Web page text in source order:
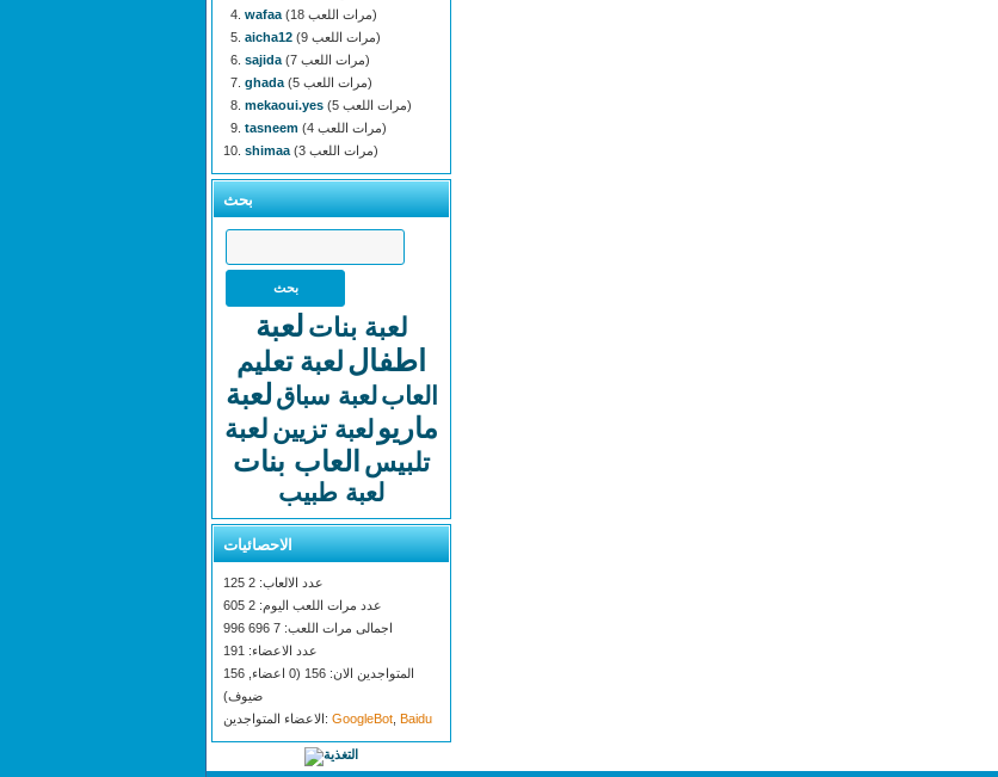
wafaa
(18 مرات اللعب)
aicha12
(9 مرات اللعب)
sajida
(7 مرات اللعب)
ghada
(5 مرات اللعب)
mekaoui.yes
(5 مرات اللعب)
tasneem
(4 مرات اللعب)
shimaa
(3 مرات اللعب)
بحث
لعبة بنات لعبة
اطفاللعبة تعليم
العابلعبة سباق لعبة
ماريو لعبة تزيين لعبة
تلبيس العاب بنات
لعبة طبيب
الاحصائيات
عدد الالعاب: 2 125
عدد مرات اللعب اليوم: 2 605
اجمالى مرات اللعب: 7 696 996
عدد الاعضاء: 191
المتواجدين الان: 156 (0 اعضاء, 156
ضيوف)
الاعضاء المتواجدين: GoogleBot Baidu